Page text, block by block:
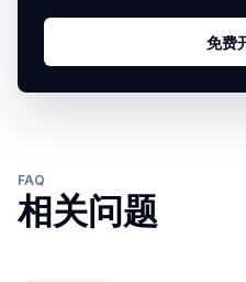
免费
FAQ
相关问题